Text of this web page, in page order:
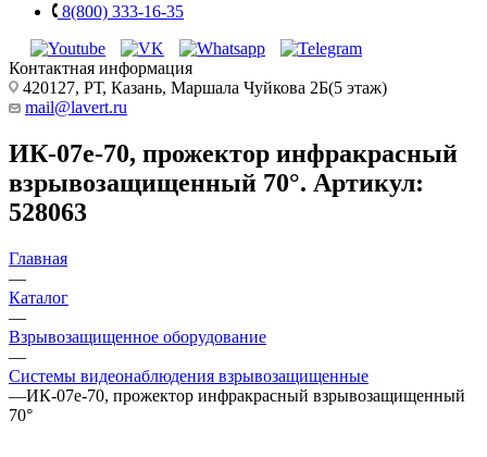
8(800) 333-16-35
Контактная информация
420127, РТ, Казань, Маршала Чуйкова 2Б(5 этаж)
mail@lavert.ru
ИК-07е-70, прожектор инфракрасный
взрывозащищенный 70°. Артикул:
528063
Главная
—
Каталог
—
Взрывозащищенное оборудование
—
Системы видеонаблюдения взрывозащищенные
—ИК-07е-70, прожектор инфракрасный взрывозащищенный
70°